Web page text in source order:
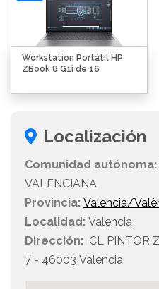
Workstation Portátil HP
ZBook 8 G1i de 16
Localización
Comunidad autónoma:
VALENCIANA
Provincia: Valencia/
Localidad: Valencia
Dirección: CL PINTOR
7 - 46003 Valencia